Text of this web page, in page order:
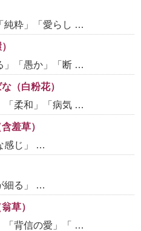
純粋」「愛らし …
」「愚か」「断 …
（白粉花）
「柔和」「病気 …
羞草）
感じ」 …
細る」 …
草）
「背信の愛」「 …